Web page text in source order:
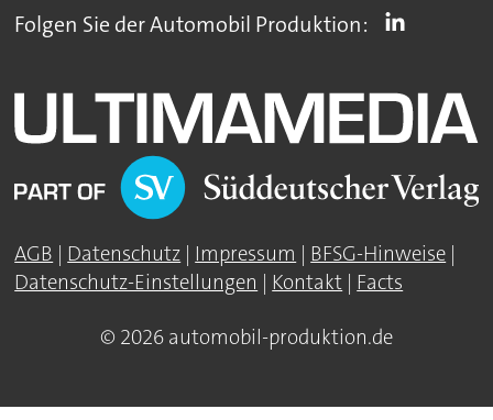
Folgen Sie der Automobil Produktion:
AGB Datenschutz Impressum BFSG-Hinweise
Datenschutz-Einstellungen
Kontakt Facts
© 2026 automobil-produktion.de